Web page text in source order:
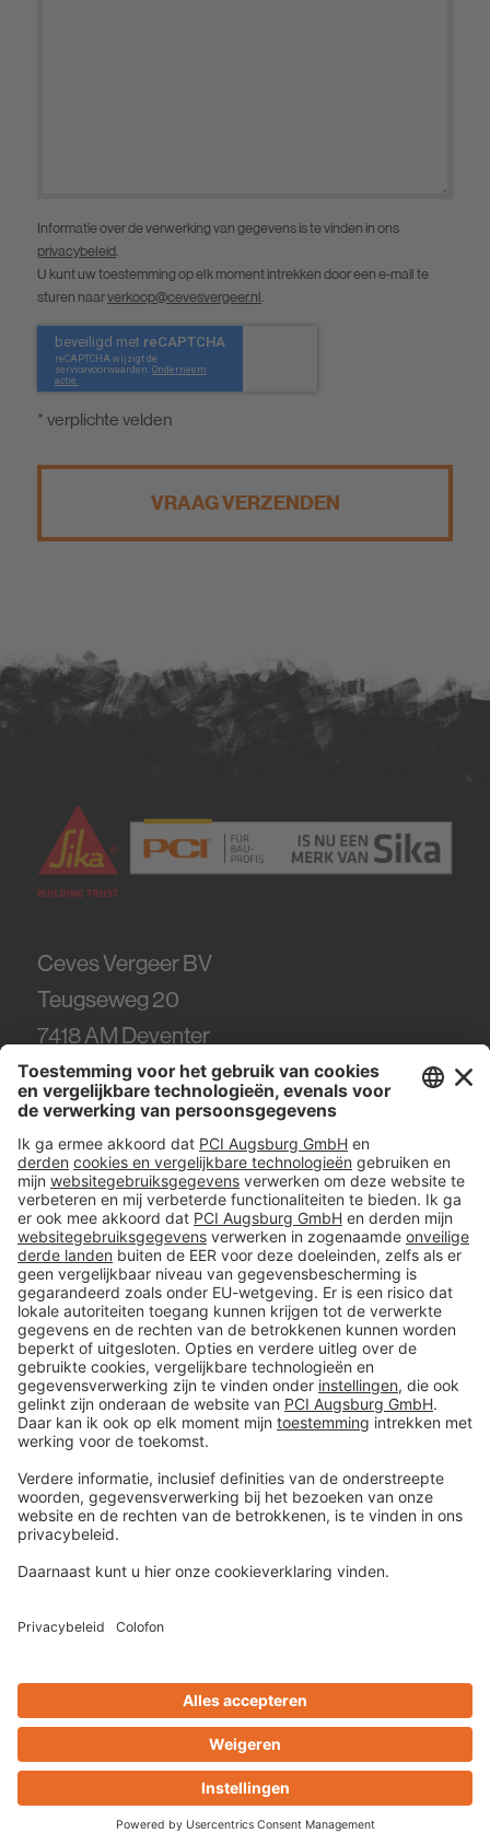
Informatie over de verwerking van gegevens is te vinden in ons
privacybeleid.
U kunt uw toestemming op elk moment intrekken door een e-mail te
sturen naarverkoop@cevesvergeer.nl.
* verplichte velden
VRAAG VERZENDEN
Ceves Vergeer BV
Teugseweg 20
7418AM Deventer
Tel. 0570 - 50 38 30
#PCI
Colofon
Algemene verkoop- en
leveringsvoorwaarden
Disclaimer
Privacy-Portal
Design & Code ❤zwetschke
Contact